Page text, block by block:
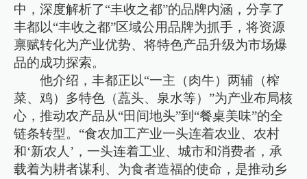
中，深度解析了“丰收之都”的品牌内涵，分享了
丰都以“丰收之都”区域公用品牌为抓手，将资源
禀赋转化为产业优势、将特色产品升级为市场爆
品的成功探索。
他介绍，丰都正以“一主（肉牛）两辅（榨
菜、鸡）多特色（藠头、泉水等）”为产业布局核
心，推动农产品从“田间地头”到“餐桌美味”的全
链条转型。“食农加工产业一头连着农业、农村
和‘新农人’，一头连着工业、城市和消费者，承
载着为耕者谋利、为食者造福的使命，是推动乡